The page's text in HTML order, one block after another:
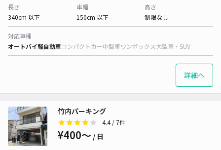
長さ
340cm 以下
車幅
150cm 以下
高さ
制限なし
対応車種
オートバイ軽自動車コンパクトカー中型車ワンボックス大型車・SUV
詳細へ
竹内パーキング
4.4/ 7件
¥400〜 / 日